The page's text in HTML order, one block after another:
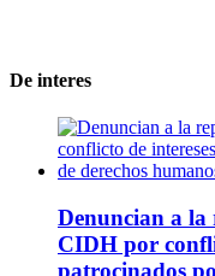
De interes
Denuncian a la
CIDH por
patrocinados